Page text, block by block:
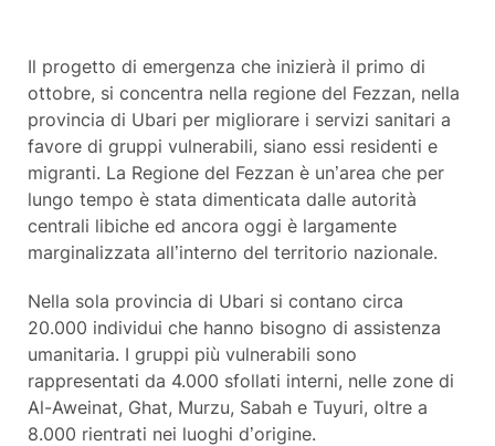
Il progetto di emergenza che inizierà il primo di
ottobre, si concentra nella regione del Fezzan, nella
provincia di Ubari per migliorare i servizi sanitari a
favore di gruppi vulnerabili, siano essi residenti e
migranti. La Regione del Fezzan è un’area che per
lungo tempo è stata dimenticata dalle autorità
centrali libiche ed ancora oggi è largamente
marginalizzata all’interno del territorio nazionale.
Nella sola provincia di Ubari si contano circa
20.000 individui che hanno bisogno di assistenza
umanitaria. I gruppi più vulnerabili sono
rappresentati da 4.000 sfollati interni, nelle zone di
Al-Aweinat, Ghat, Murzu, Sabah e Tuyuri, oltre a
8.000 rientrati nei luoghi d’origine.